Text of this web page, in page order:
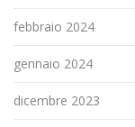
febbraio 2024
gennaio 2024
dicembre 2023